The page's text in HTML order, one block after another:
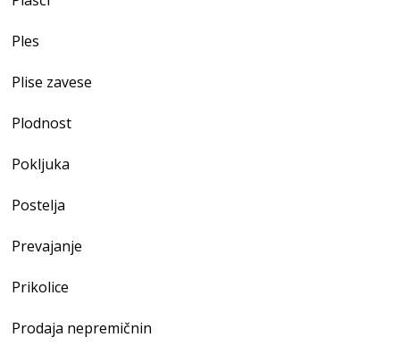
Ples
Plise zavese
Plodnost
Pokljuka
Postelja
Prevajanje
Prikolice
Prodaja nepremičnin